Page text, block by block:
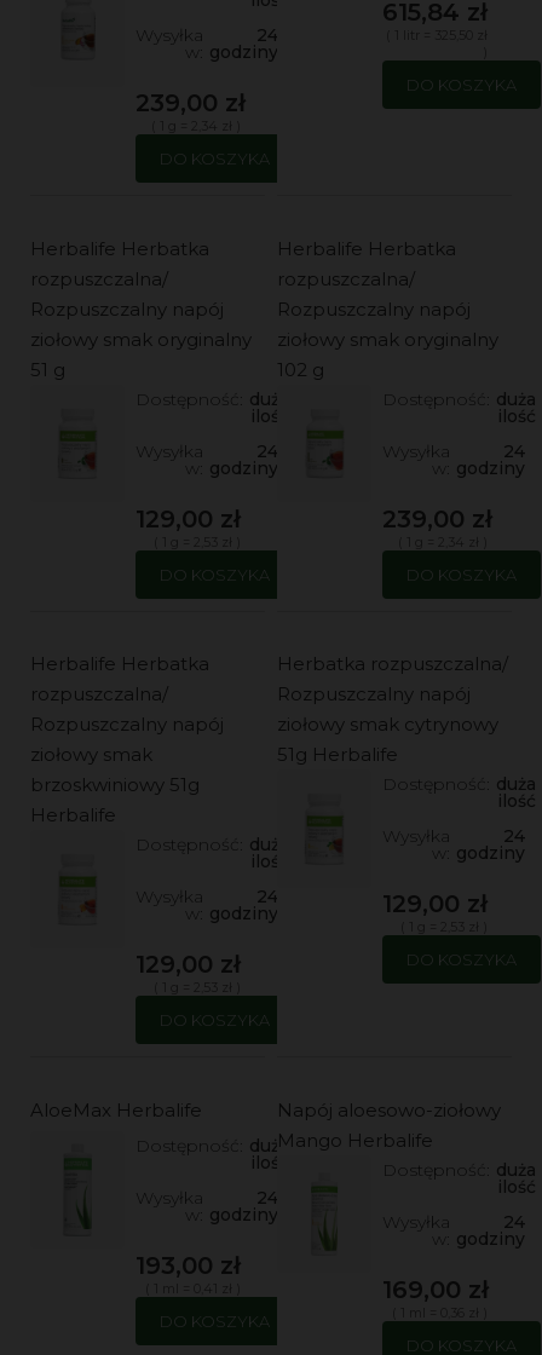
Wysyłka
w:
24
godziny
239,00 zł
DO KOSZYKA
615,84 zł
DO KOSZYKA
Herbalife Herbatka
rozpuszczalna/
Rozpuszczalny napój
ziołowy smak oryginalny
51 g
Dostępność: duża
ilość
Wysyłka
w:
24
godziny
129,00 zł
DO KOSZYKA
Herbalife Herbatka
rozpuszczalna/
Rozpuszczalny napój
ziołowy smak oryginalny
102 g
Dostępność: duża
ilość
Wysyłka
w:
24
godziny
239,00 zł
DO KOSZYKA
Herbalife Herbatka
rozpuszczalna/
Rozpuszczalny napój
ziołowy smak
brzoskwiniowy 51g
Herbalife
Dostępność: duża
ilość
Wysyłka
w:
24
godziny
129,00 zł
DO KOSZYKA
Herbatka rozpuszczalna/
Rozpuszczalny napój
ziołowy smak cytrynowy
51g Herbalife
Dostępność: duża
ilość
Wysyłka
w:
24
godziny
129,00 zł
DO KOSZYKA
AloeMax Herbalife
Dostępność: duża
ilość
Wysyłka
w:
24
godziny
193,00 zł
DO KOSZYKA
Napój aloesowo-ziołowy
Mango Herbalife
Dostępność: duża
ilość
Wysyłka
w:
24
godziny
169,00 zł
DO KOSZYKA